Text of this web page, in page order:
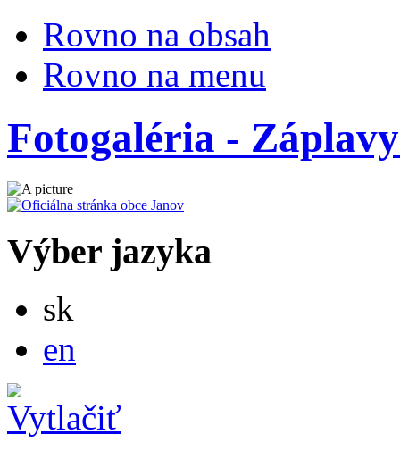
Rovno na obsah
Rovno na menu
Fotogaléria -
Výber jazyka
sk
en